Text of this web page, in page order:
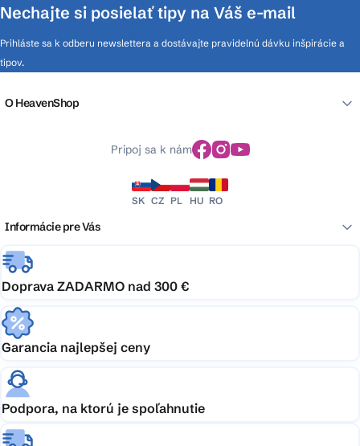
Nechajte si posielať tipy na Váš e-mail
Prihláste sa k odberu newslettera a dostávajte pravidelnú dávku inšpirácie a
tipov.
O HeavenShop
Pripoj sa k nám
SK CZ PL HU RO
Informácie pre Vás
Doprava ZADARMO nad 300 €
Garancia najlepšej ceny
Podpora, na ktorú je spoľahnutie